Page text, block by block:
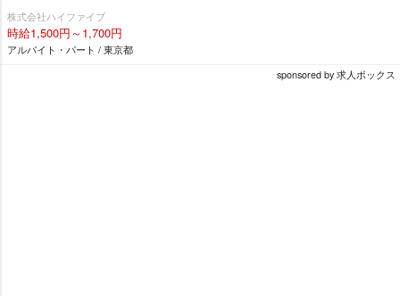
株式会社ハイファイブ
時給1,500円～1,700円
アルバイト・パート / 東京都
sponsored by 求人ボックス